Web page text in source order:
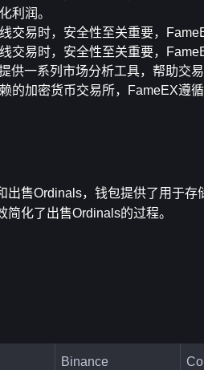
利润。
交易时，安全性至关重要，
交易时，安全性至关重要，
供一系列市场分析工具，帮助交
的加密货币交易所，FameEX遵
出售Ordinals，钱包提供了用于
化了出售Ordinals的过程。
Binance